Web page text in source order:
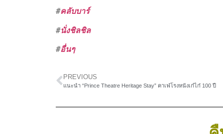
#คลับบาร์
#นั่งชิลชิล
#อื่นๆ
PREVIOUS
แนะนำ “Prince Theatre Heritage Stay” คาเฟ่โรงหนังเก๋ไก๋ 100 ปี